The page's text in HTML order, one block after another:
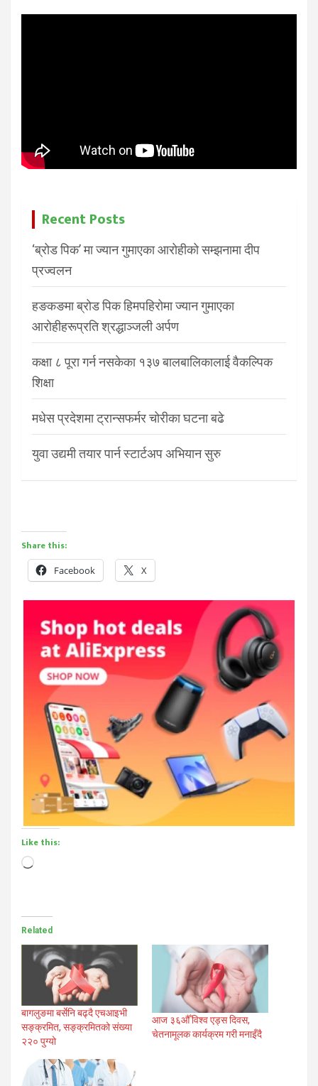
Recent Posts
‘ब्रोड पिक’ मा ज्यान गुमाएका आरोहीको सम्झनामा दीप
प्रज्वलन
हङकङमा ब्रोड पिक हिमपहिरोमा ज्यान गुमाएका
आरोहीहरूप्रति श्रद्धाञ्जली अर्पण
कक्षा ८ पूरा गर्न नसकेका १३७ बालबालिकालाई वैकल्पिक
शिक्षा
मधेस प्रदेशमा ट्रान्सफर्मर चोरीका घटना बढे
युवा उद्यमी तयार पार्न स्टार्टअप अभियान सुरु
Share this:
Facebook X
Like this:
Loading…
Related
बागलुङमा बर्सेनि बढ्दै एचआइभी
सङ्क्रमित, सङ्क्रमितको संख्या
२२० पुग्यो
आज ३६औँ विश्व एड्स दिवस,
चेतनामूलक कार्यक्रम गरी मनाइँदै